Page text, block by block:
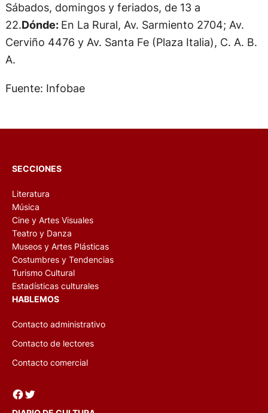
Sábados, domingos y feriados, de 13 a
22.Dónde: En La Rural, Av. Sarmiento 2704; Av.
Cerviño 4476 y Av. Santa Fe (Plaza Italia), C. A. B.
A.
Fuente: Infobae
SECCIONES
Literatura
Música
Cine y Artes Visuales
Teatro y Danza
Museos y Artes Plásticas
Costumbres y Tendencias
Turismo Cultural
Estadísticas culturales
HABLEMOS
Contacto administrativo
Contacto de lectores
Contacto comercial
Facebook Twitter